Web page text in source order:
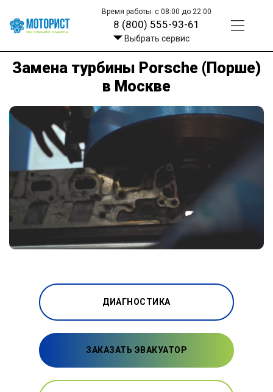
Время работы: с 08:00 до 22:00
8 (800) 555-93-61
Выбрать сервис
Замена турбины Porsche (Порше)
в Москве
ДИАГНОСТИКА
ЗАКАЗАТЬ ЭВАКУАТОР